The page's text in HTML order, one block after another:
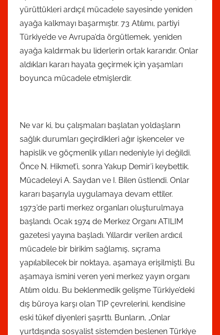
yürüttükleri ardıçıl mücadele sayesinde yeniden
ayağa kalkmayı başarmıştır. 73 Atılımı, partiyi
Türkiye’de ve Avrupa’da örgütlemek, yeniden
ayağa kaldırmak bu liderlerin ortak kararıdır. Onlar
aldıkları kararı hayata geçirmek için yaşamları
boyunca mücadele etmişlerdir.
Ne var ki, bu çalışmaları başlatan yoldaşların
sağlık durumları geçirdikleri ağır işkenceler ve
hapislik ve göçmenlik yılları nedeniyle iyi değildi.
Önce N. Hikmet’i, sonra Yakup Demir’i keybettik.
Mücadeleyi A. Saydan ve I. Bilen üstlendi. Onlar
kararı başarıyla uygulamaya devam ettiler.
1973’de parti merkez organları oluşturulmaya
başlandı. Ocak 1974 de Merkez Organı ATILIM
gazetesi yayına başladı. Yıllardır verilen ardıcıl
mücadele bir birikim sağlamış, sıçrama
yapılabilecek bir noktaya, aşamaya erişilmişti. Bu
aşamaya ismini veren yeni merkez yayın organı
Atılım oldu. Bu beklenmedik gelişme Türkiye’deki
dış büroya karşı olan TIP çevrelerini, kendisine
eski tükef diyenleri şaşırttı. Bunların, „Onlar
yurtdışında sosyalist sistemden beslenen Türkiye